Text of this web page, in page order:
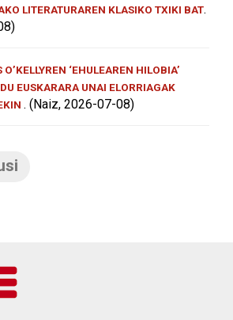
LITERATURAREN KLASIKO TXIKI BAT.
O’KELLYREN ‘EHULEAREN HILOBIA’
EUSKARARA UNAI ELORRIAGAK
. (Naiz, 2026-07-08)